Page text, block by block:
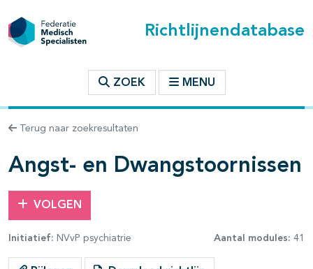
Richtlijnendatabase
ZOEK MENU
Terug naar zoekresultaten
Angst- en Dwangstoornissen
VOLGEN
Initiatief: NVvP psychiatrie Aantal modules: 41
binnen deze richtlijn
open- en dichtklappen